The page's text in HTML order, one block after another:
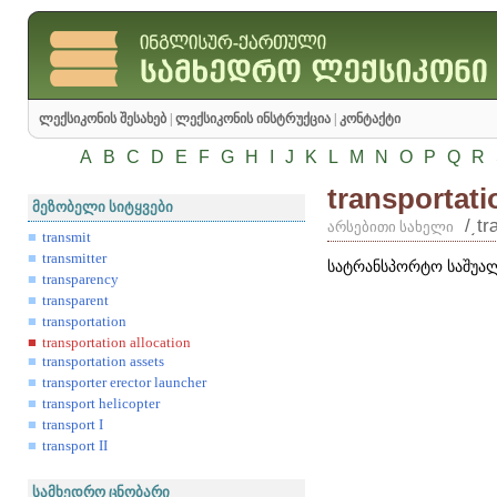
ლექსიკონის შესახებ ლექსიკონის ინსტრუქცია კონტაქტი
A B C D E F G H J K L M N O P Q R
მეზობელი სიტყვები
transmit
transmitter
transparency
transparent
transportation
transportation allocation
transportation assets
transporter erector launcher
transport helicopter
transport I
transport II
სამხედრო ცნობარი
არსებითი სახელი /
სატრანსპორტო